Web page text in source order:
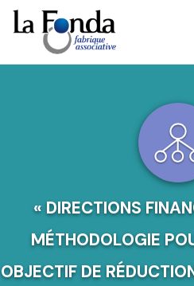
Aller
au
contenu
principal
« DIRECTIONS
MÉTHODOLOGIE
OBJECTIF DE